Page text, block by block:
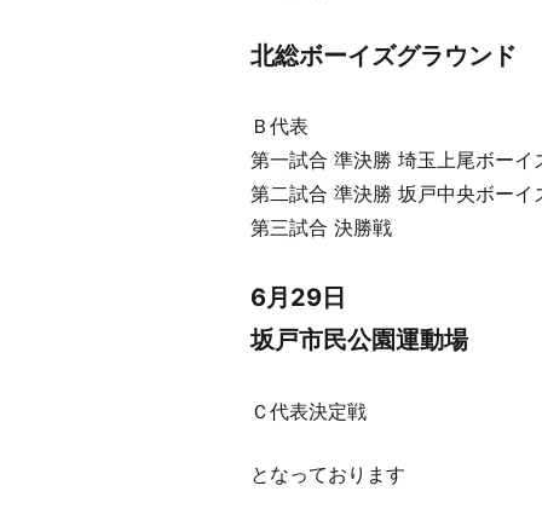
北総ボーイズグラウンド
Ｂ代表
第一試合 準決勝 埼玉上尾ボー
第二試合 準決勝 坂戸中央ボーイ
第三試合 決勝戦
6月29日
坂戸市民公園運動場
Ｃ代表決定戦
となっております